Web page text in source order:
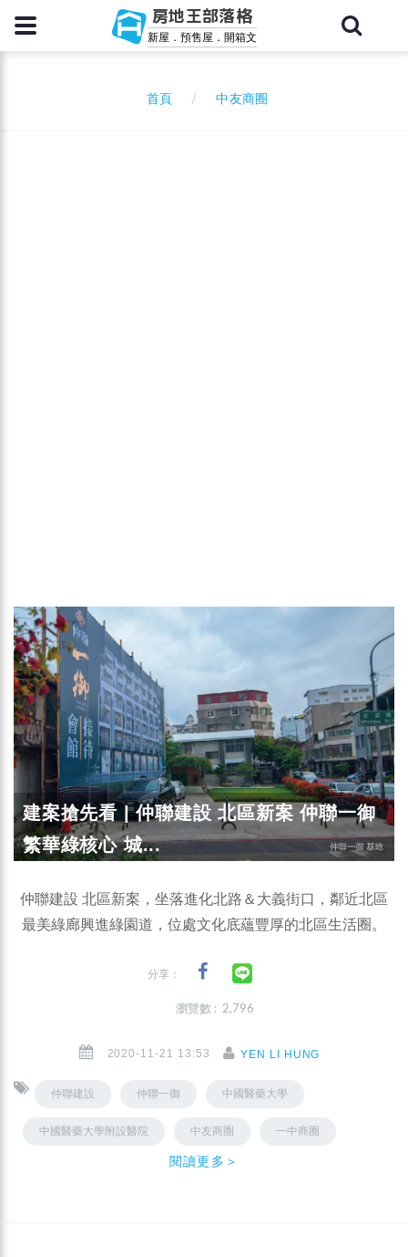
房地王部落格
新屋．預售屋．開箱文
首頁 中友商圈
建案搶先看 | 仲聯建設 北區新案 仲聯一御
繁華綠核心 城...
仲聯建設 北區新案，坐落進化北路＆大義街口，鄰近北區
最美綠廊興進綠園道，位處文化底蘊豐厚的北區生活圈。
分享：
瀏覽數 : 2,796
2020-11-21 13:53 YEN LI HUNG
仲聯建設 仲聯一御 中國醫藥大學
中國醫藥大學附設醫院 中友商圈 一中商圈
閱讀更多＞